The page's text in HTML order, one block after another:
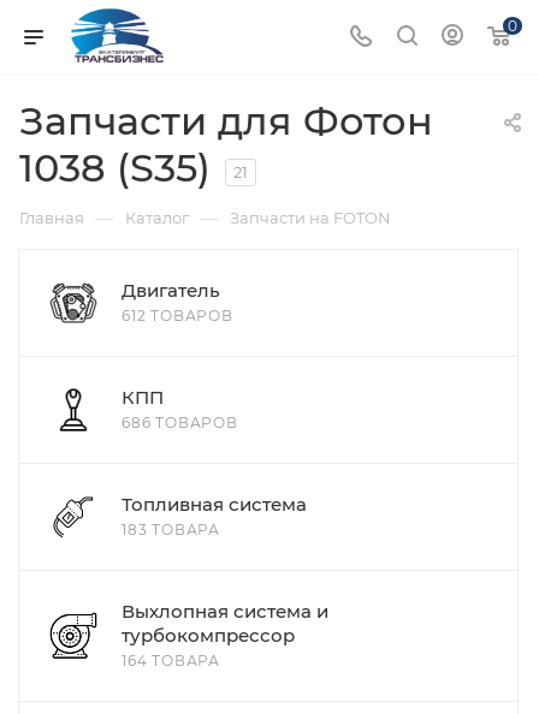
0
Запчасти для Фотон
1038 (S35)
21
Главная — Каталог — Запчасти на FOTON
Двигатель
612 ТОВАРОВ
КПП
686 ТОВАРОВ
Топливная система
183 ТОВАРА
Выхлопная система и
турбокомпрессор
164 ТОВАРА